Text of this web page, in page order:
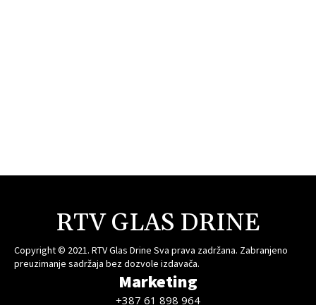
RTV GLAS DRINE
Copyright © 2021. RTV Glas Drine Sva prava zadržana. Zabranjeno
preuzimanje sadržaja bez dozvole izdavača.
Marketing
+387 61 898 964